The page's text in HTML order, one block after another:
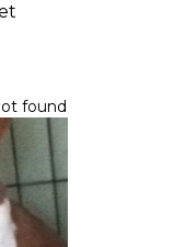
found